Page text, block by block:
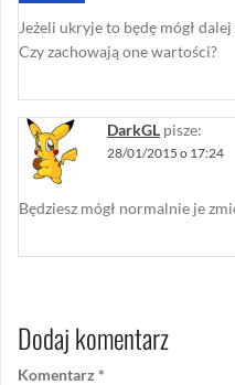
Jeżeli ukryje to będę mógł
Czy zachowają one wartości?
DarkGL pisze:
28/01/2015 o 17:24
Będziesz mógł normalnie je
Dodaj komentarz
Komentarz *